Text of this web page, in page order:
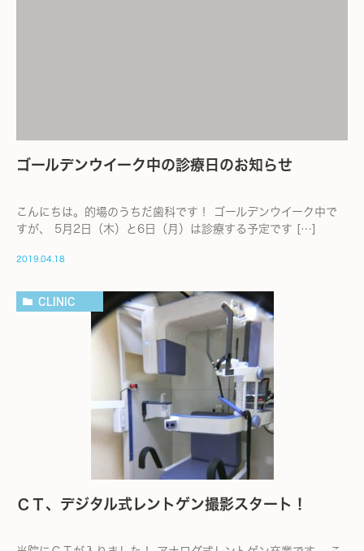
ゴールデンウイーク中の診療日のお知らせ
こんにちは。的場のうちだ歯科です！ ゴールデンウイーク中で
すが、 5月2日（木）と6日（月）は診療する予定です […]
2019.04.18
CLINIC
ＣＴ、デジタル式レントゲン撮影スタート！